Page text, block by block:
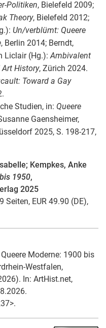
Politiken, Bielefeld 2009;
Theory, Bielefeld 2012;
Un/verblümt: Queere
, Berlin 2014; Berndt,
Liclair (Hg.):Ambivalent
Art History, Zürich 2024.
Toward a Gay
Studien, in: Queere
Gaensheimer,
2025, S. 198-217,
Kempkes, Anke
1950,
2025
Seiten, EUR 49.90 (DE),
Moderne: 1900 bis
Westfalen,
In: ArtHist.net,